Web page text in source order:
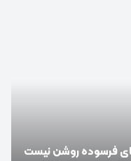
فرسوده روشن نیست